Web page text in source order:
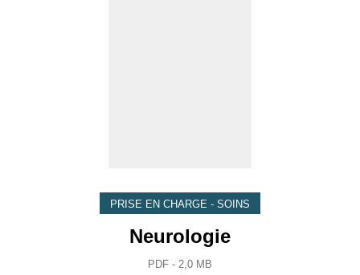
PRISE EN CHARGE - SOINS
Neurologie
PDF - 2,0 MB